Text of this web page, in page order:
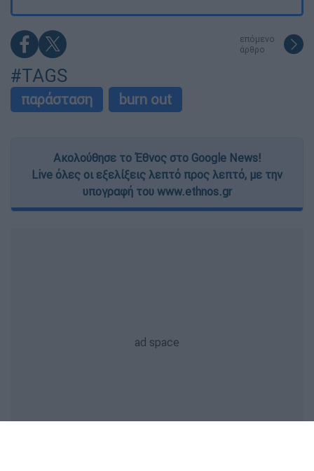
επόμενο
άρθρο
#TAGS
παράσταση burn out
Ακολούθησε το Έθνος στο Google News!
Live όλες οι εξελίξεις λεπτό προς λεπτό, με την
υπογραφή του www.ethnos.gr